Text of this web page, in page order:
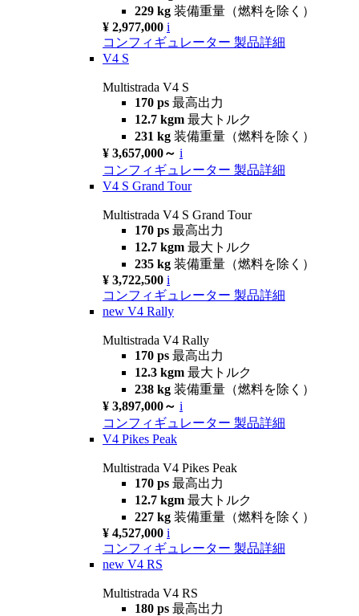
229 kg 装備重量（燃料を除く）
¥ 2,977,000 i
コンフィギュレーター 製品詳細
V4 S
Multistrada V4 S
170 ps 最高出力
12.7 kgm 最大トルク
231 kg 装備重量（燃料を除く）
¥ 3,657,000～ i
コンフィギュレーター 製品詳細
V4 S Grand Tour
Multistrada V4 S Grand Tour
170 ps 最高出力
12.7 kgm 最大トルク
235 kg 装備重量（燃料を除く）
¥ 3,722,500 i
コンフィギュレーター 製品詳細
new V4 Rally
Multistrada V4 Rally
170 ps 最高出力
12.3 kgm 最大トルク
238 kg 装備重量（燃料を除く）
¥ 3,897,000～ i
コンフィギュレーター 製品詳細
V4 Pikes Peak
Multistrada V4 Pikes Peak
170 ps 最高出力
12.7 kgm 最大トルク
227 kg 装備重量（燃料を除く）
¥ 4,527,000 i
コンフィギュレーター 製品詳細
new V4 RS
Multistrada V4 RS
180 ps 最高出力